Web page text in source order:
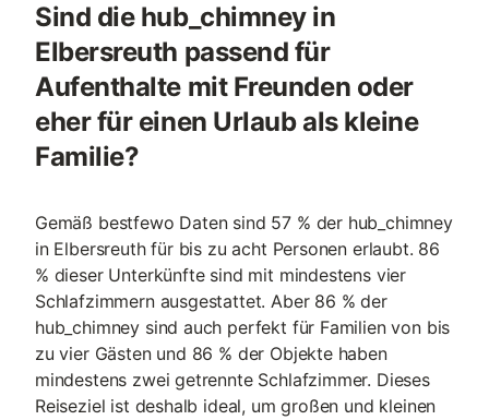
Sind die hub_chimney in
Elbersreuth passend für
Aufenthalte mit Freunden oder
eher für einen Urlaub als kleine
Familie?
Gemäß bestfewo Daten sind 57 % der hub_chimney
in Elbersreuth für bis zu acht Personen erlaubt. 86
% dieser Unterkünfte sind mit mindestens vier
Schlafzimmern ausgestattet. Aber 86 % der
hub_chimney sind auch perfekt für Familien von bis
zu vier Gästen und 86 % der Objekte haben
mindestens zwei getrennte Schlafzimmer. Dieses
Reiseziel ist deshalb ideal, um großen und kleinen